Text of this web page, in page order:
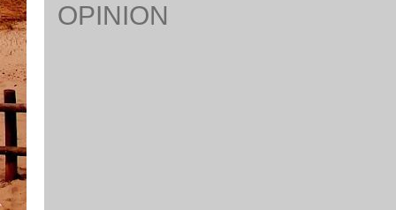
OPINION